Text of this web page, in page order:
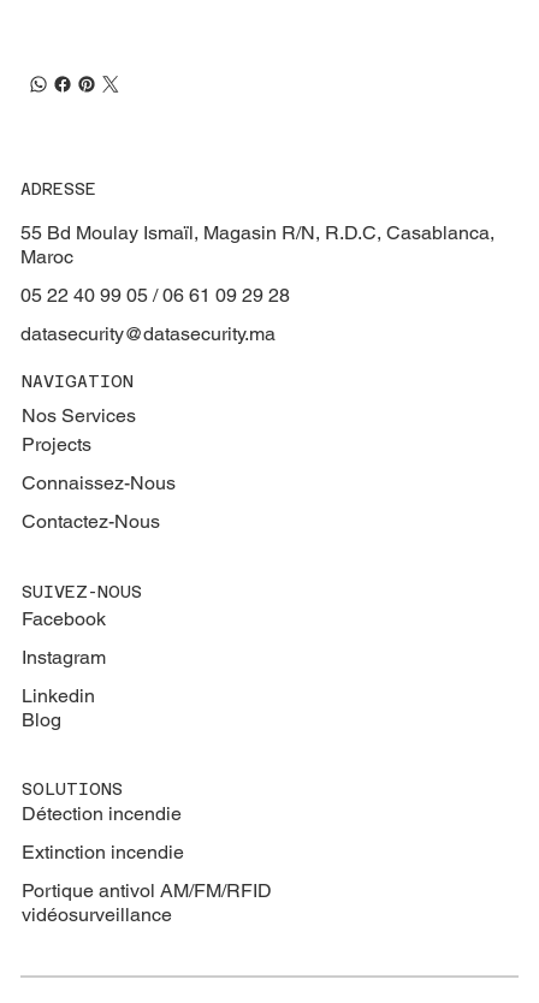
ADRESSE
55 Bd Moulay Ismaïl, Magasin R/N, R.D.C, Casablanca,
Maroc
05 22 40 99 05 / 06 61 09 29 28
datasecurity@datasecurity.ma
NAVIGATION
Nos Services
Projects
Connaissez-Nous
Contactez-Nous
SUIVEZ-NOUS
Facebook
Instagram
Linkedin
Blog
SOLUTIONS
Détection incendie
Extinction incendie
Portique antivol AM/FM/RFID
vidéosurveillance